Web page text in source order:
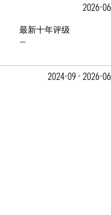
2026-06
最新十年评级
—
2024-09 - 2026-06